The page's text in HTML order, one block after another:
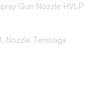
Gun Nozzle HVLP
Nozzle Tembaga